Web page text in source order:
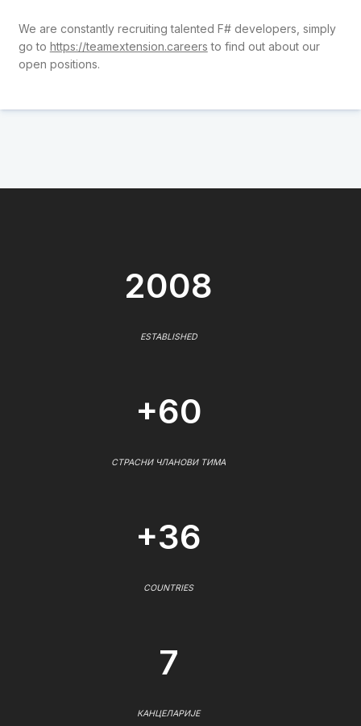
We are constantly recruiting talented F# developers, simply
go to https://teamextension.careers to find out about our
open positions.
2008
ESTABLISHED
+60
СТРАСНИ ЧЛАНОВИ ТИМА
+36
COUNTRIES
7
КАНЦЕЛАРИЈЕ